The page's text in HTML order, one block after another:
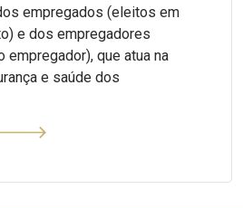
empregados (eleitos em
e dos empregadores
que atua na
e saúde dos